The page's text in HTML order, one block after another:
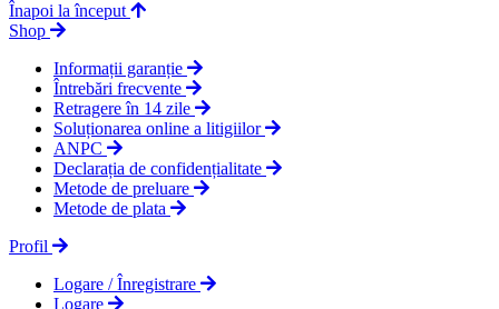
Înapoi la început
Shop
Informații garanție
Întrebări frecvente
Retragere în 14 zile
Soluționarea online a litigiilor
ANPC
Declarația de confidențialitate
Metode de preluare
Metode de plata
Profil
Logare / Înregistrare
Logare